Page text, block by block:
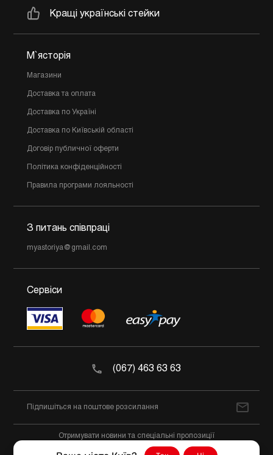
Кращі українські стейки
М`ясторія
Магазини
Доставка та оплата
Доставка по Україні
Доставка по Київській області
Договір публичної оферти
Політика конфіденційності
Правила програми лояльності
З питань співпраці
myastoriya@gmail.com
Сервіси
(067) 463 63 63
Отримувати новини та спеціальні пропозиції